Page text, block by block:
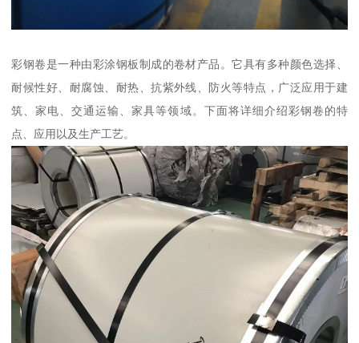
彩钢卷是一种由彩涂钢板制成的卷材产品。它具有多种颜色选择、
耐候性好、耐腐蚀、耐热、抗紫外线、防火等特点，广泛应用于建
筑、家电、交通运输、家具等领域。下面将详细介绍彩钢卷的特
点、应用以及生产工艺。